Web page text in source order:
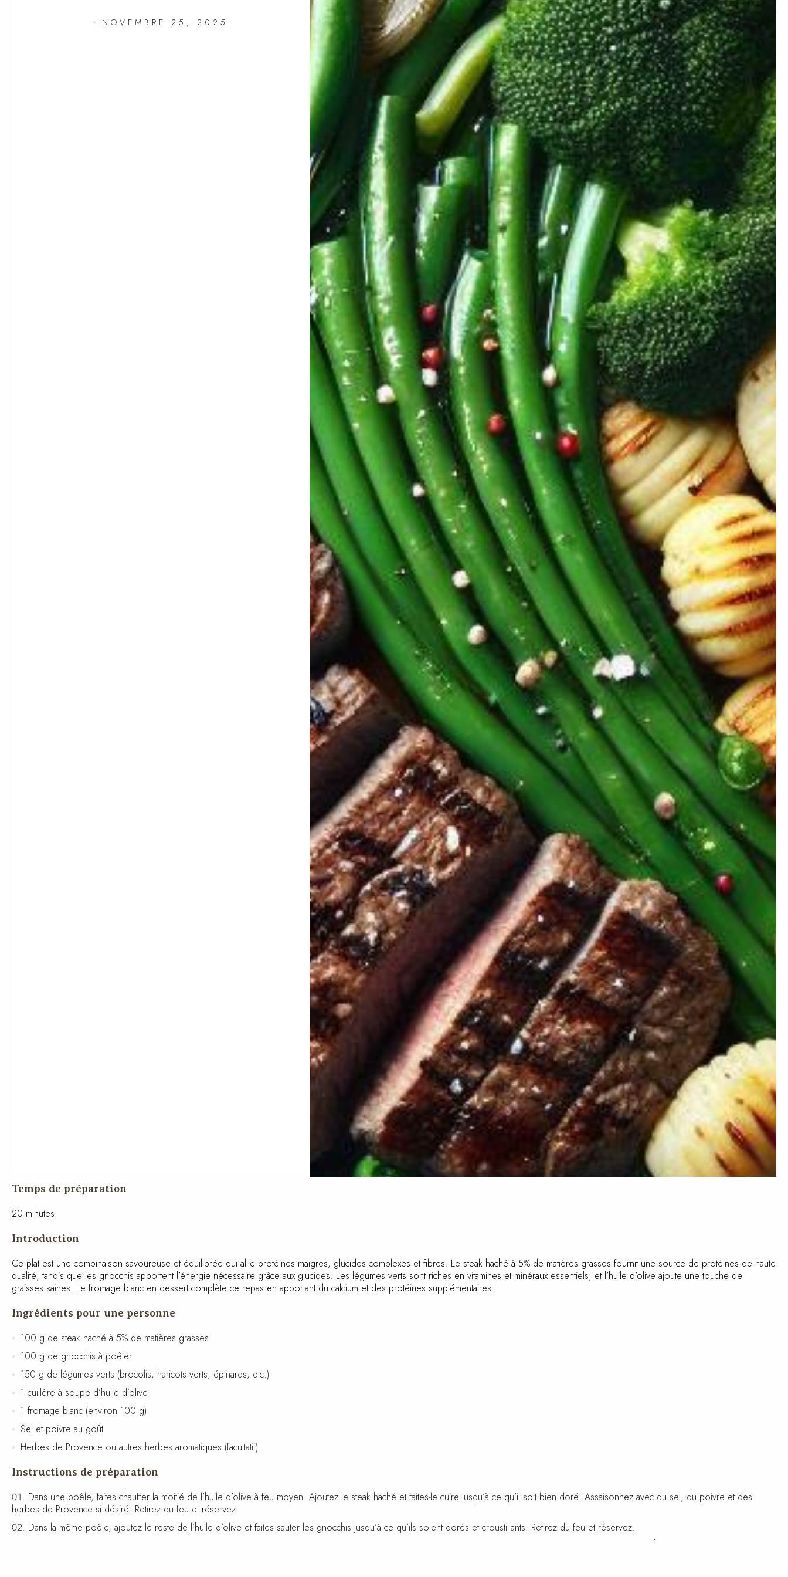
NOVEMBRE 25, 2025
Temps de préparation
20 minutes
Introduction
Ce plat est une combinaison savoureuse et équilibrée qui allie protéines maigres, glucides complexes et fibres. Le steak haché à 5% de matières grasses fournit une source de protéines de
haute qualité, tandis que les gnocchis apportent l’énergie nécessaire grâce aux glucides. Les légumes verts sont riches en vitamines et minéraux essentiels, et l’huile d’olive ajoute une touche de
graisses saines. Le fromage blanc en dessert complète ce repas en apportant du calcium et des protéines supplémentaires.
Ingrédients pour une personne
100 g de steak haché à 5% de matières grasses
100 g de gnocchis à poêler
150 g de légumes verts (brocolis, haricots verts, épinards, etc.)
1 cuillère à soupe d’huile d’olive
1 fromage blanc (environ 100 g)
Sel et poivre au goût
Herbes de Provence ou autres herbes aromatiques (facultatif)
Instructions de préparation
Dans une poêle, faites chauffer la moitié de l’huile d’olive à feu moyen. Ajoutez le steak haché et faites-le cuire jusqu’à ce qu’il soit bien doré. Assaisonnez avec du sel, du poivre et des
herbes de Provence si désiré. Retirez du feu et réservez.
Dans la même poêle, ajoutez le reste de l’huile d’olive et faites sauter les gnocchis jusqu’à ce qu’ils soient dorés et croustillants. Retirez du feu et réservez.
Que diriez-vous d’avoir Votre coach Nutrition ?
Imaginez la puissance de l’Intelligence Artificielle à votre service pour perdre du poids, prendre de la masse ou
simplement mieux manger. Découvrez NutriCoach AI et atteignez vos objectifs sans régime mais simplement
avec un rééquilibrage alimentaire !
Profitez de 50% de réduction pour tester et constater.
Recevez votre code promo sur votre accompagnement Nutrition par Intelligence Artificielle.
×